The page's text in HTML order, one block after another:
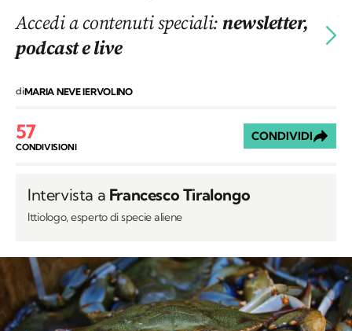
Accedi a contenuti speciali:newsletter,
podcast e live
diMARIA NEVE IERVOLINO
57
CONDIVISIONI
CONDIVIDI
Intervista a Francesco Tiralongo
Ittiologo, esperto di specie aliene